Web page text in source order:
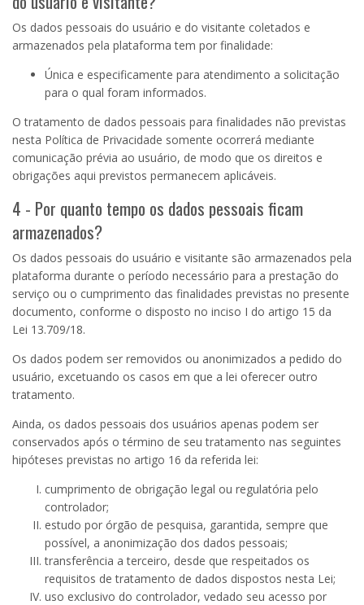
Os dados pessoais do usuário e do visitante coletados e
armazenados pela plataforma tem por finalidade:
Única e especificamente para atendimento a solicitação
para o qual foram informados.
O tratamento de dados pessoais para finalidades não previstas
nesta Política de Privacidade somente ocorrerá mediante
comunicação prévia ao usuário, de modo que os direitos e
obrigações aqui previstos permanecem aplicáveis.
4 - Por quanto tempo os dados pessoais ficam
armazenados?
Os dados pessoais do usuário e visitante são armazenados pela
plataforma durante o período necessário para a prestação do
serviço ou o cumprimento das finalidades previstas no presente
documento, conforme o disposto no inciso I do artigo 15 da
Lei 13.709/18.
Os dados podem ser removidos ou anonimizados a pedido do
usuário, excetuando os casos em que a lei oferecer outro
tratamento.
Ainda, os dados pessoais dos usuários apenas podem ser
conservados após o término de seu tratamento nas seguintes
hipóteses previstas no artigo 16 da referida lei:
cumprimento de obrigação legal ou regulatória pelo
controlador;
estudo por órgão de pesquisa, garantida, sempre que
possível, a anonimização dos dados pessoais;
transferência a terceiro, desde que respeitados os
requisitos de tratamento de dados dispostos nesta Lei;
uso exclusivo do controlador, vedado seu acesso por